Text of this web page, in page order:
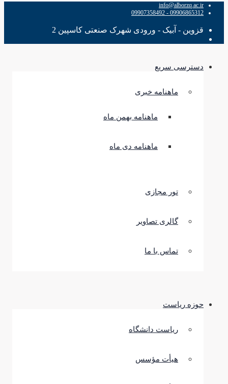
info@alborzq.ac.ir
09906865312 - 09907358492
قزوین - آبیک - ورودی شهرک صنعتی کاسپین 2
دسترسی سریع
ماهنامه خبری
ماهنامه بهمن ماه
ماهنامه دی ماه
تور مجازی
گالری تصاویر
تماس با ما
حوزه ریاست
ریاست دانشگاه
هیأت مؤسس